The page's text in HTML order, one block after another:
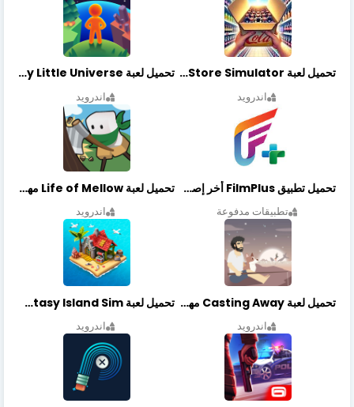
تحميل لعبة Retail Store Simulator مهكرة اخر اصدار
اندرويد
تحميل لعبة My Little Universe مهكرة أخر إصدار
اندرويد
تحميل تطبيق FilmPlus أخر إصدار
تطبيقات مدفوعة
تحميل لعبة Life of Mellow مهكرة أخر إصدار
اندرويد
تحميل لعبة Casting Away مهكرة أخر إصدار
اندرويد
تحميل لعبة Fantasy Island Sim مهكرة أخر إصدار
اندرويد